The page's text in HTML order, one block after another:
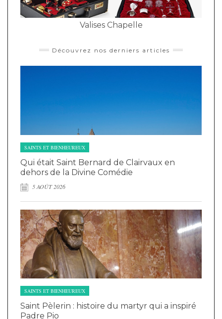
Valises Chapelle
Découvrez nos derniers articles
SAINTS ET BIENHEUREUX
Qui était Saint Bernard de Clairvaux en
dehors de la Divine Comédie
5 AOÛT 2026
SAINTS ET BIENHEUREUX
Saint Pèlerin : histoire du martyr qui a inspiré
Padre Pio